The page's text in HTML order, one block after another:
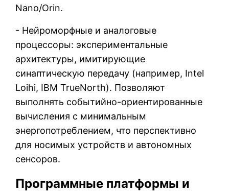
Nano/Orin.
- Нейроморфные и аналоговые
процессоры: экспериментальные
архитектуры, имитирующие
синаптическую передачу (например, Intel
Loihi, IBM TrueNorth). Позволяют
выполнять событийно-ориентированные
вычисления с минимальным
энергопотреблением, что перспективно
для носимых устройств и автономных
сенсоров.
Программные платформы и